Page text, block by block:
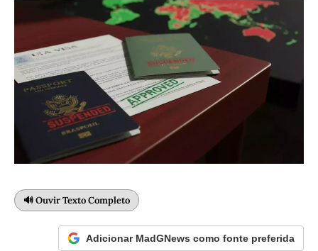
🔊 Ouvir Texto Completo
Adicionar MadGNews como fonte preferida